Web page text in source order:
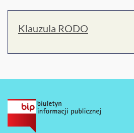
Klauzula RODO